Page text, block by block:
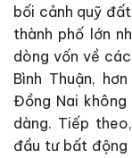
bối cảnh quỹ
thành phố lớn
dòng vốn về
Bình Thuận,
Đồng Nai
dàng. Tiếp
đầu tư bất động